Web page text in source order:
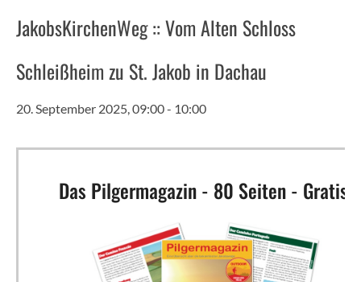
JakobsKirchenWeg :: Vom Alten Schloss
Schleißheim zu St. Jakob in Dachau
20. September 2025, 09:00- 10:00
Das Pilgermagazin - 80 Seiten - Gratis!